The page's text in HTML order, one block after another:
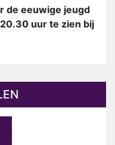
de eeuwige jeugd
uur te zien bij